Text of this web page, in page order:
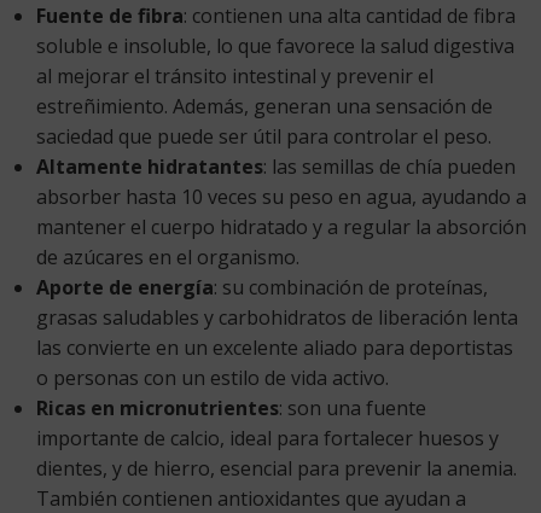
Fuente de fibra: contienen una alta cantidad de fibra
soluble e insoluble, lo que favorece la salud digestiva
al mejorar el tránsito intestinal y prevenir el
estreñimiento. Además, generan una sensación de
saciedad que puede ser útil para controlar el peso.
Altamente hidratantes: las semillas de chía pueden
absorber hasta 10 veces su peso en agua, ayudando a
mantener el cuerpo hidratado y a regular la absorción
de azúcares en el organismo.
Aporte de energía: su combinación de proteínas,
grasas saludables y carbohidratos de liberación lenta
las convierte en un excelente aliado para deportistas
o personas con un estilo de vida activo.
Ricas en micronutrientes: son una fuente
importante de calcio, ideal para fortalecer huesos y
dientes, y de hierro, esencial para prevenir la anemia.
También contienen antioxidantes que ayudan a